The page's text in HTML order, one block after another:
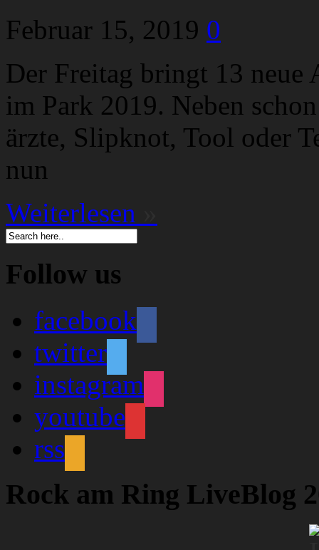
Februar 15, 2019 0
Der Freitag bringt 13
im Park 2019. Neben
ärzte, Slipknot, Tool oder
nun
Weiterlesen
Follow us
facebook
twitter
instagram
youtube
rss
Rock am Ring LiveBlog